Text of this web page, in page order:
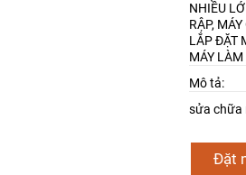
NHIỀU
RẬP,
LẮP ĐẶT
MÁY
Mô tả:
sửa chữa
Đặt